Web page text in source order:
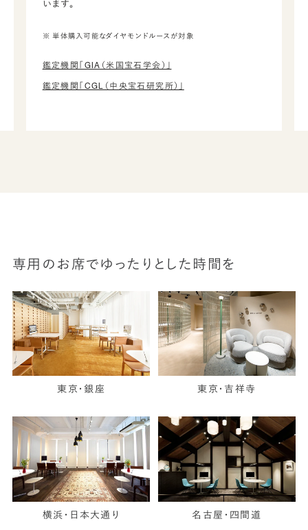
います。
※ 単体購入可能なダイヤモンドルースが対象
鑑定機関「GIA（米国宝石学会）」
鑑定機関「CGL（中央宝石研究所）」
専用のお席でゆったりとした時間を
東京・銀座 東京・吉祥寺
横浜・日本大通り 名古屋・四間道